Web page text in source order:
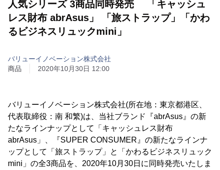
人気シリーズ 3商品同時発売 「キャッシュ
レス財布 abrAsus」 「旅ストラップ」「かわ
るビジネスリュックmini」
バリューイノベーション株式会社
商品
2020年10月30日 12:00
バリューイノベーション株式会社(所在地：東京都港区、
代表取締役：南 和繁)は、当社ブランド『abrAsus』の新
たなラインナップとして「キャッシュレス財布
abrAsus」、『SUPER CONSUMER』の新たなラインナ
ップとして「旅ストラップ」と「かわるビジネスリュック
mini」の全3商品を、2020年10月30日に同時発売いたしま